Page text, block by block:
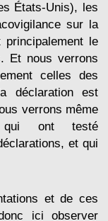
États-Unis), les
sur la
le
Et nous verrons
celles des
déclaration est
verrons même
qui ont testé
et qui
et de ces
ici observer